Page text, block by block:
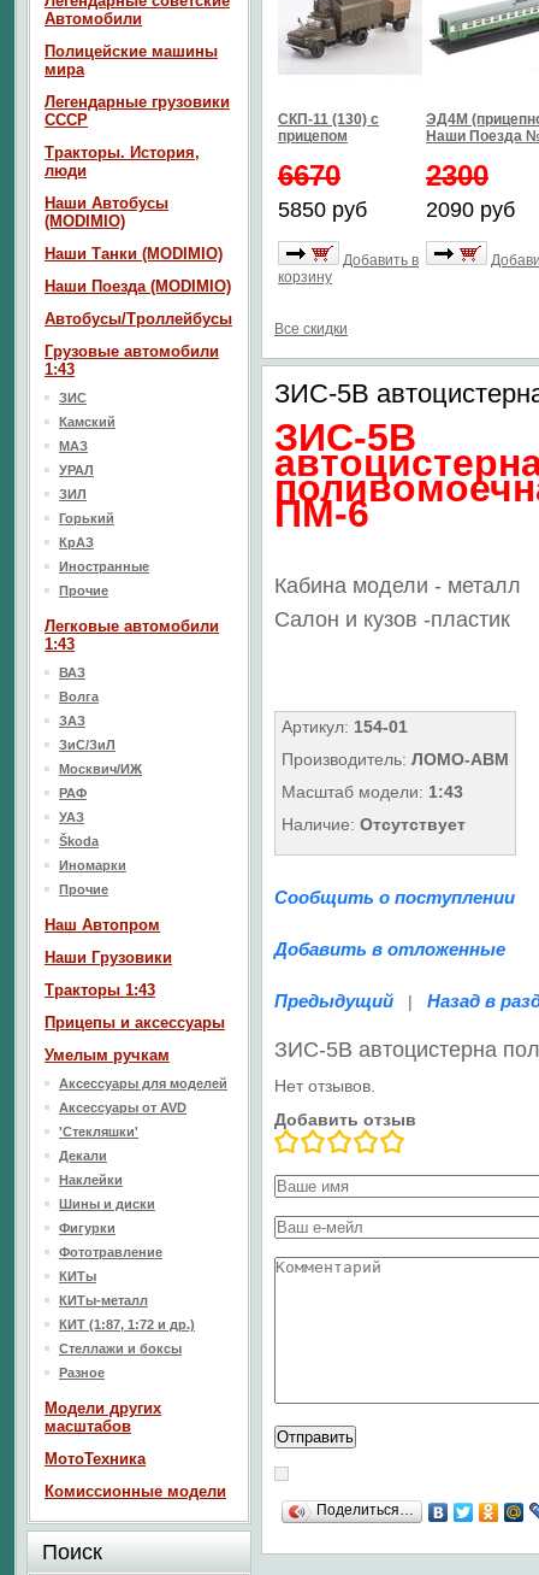
СКП-11 (130) с
прицепом
6670
5850 руб
Добавить в
корзину
ЭД4М
Наши Поезда
2300
2090 руб
Все скидки
ЗИС-5В
ЗИС-5В
ПМ-6
Кабина модели - металл
Салон и кузов -пластик
Артикул: 154-01
Производитель: ЛОМО-АВМ
Масштаб модели: 1:43
Наличие: Отсутствует
Сообщить о поступлении
Добавить в отложенные
Предыдущий | Назад в
ЗИС-5В автоцистерна
Нет отзывов.
Добавить отзыв
Поделиться…
Автомобили
Полицейские машины
мира
Легендарные грузовики
СССР
Тракторы. История,
люди
Наши Автобусы
(MODIMIO)
Наши Танки (MODIMIO)
Наши Поезда (MODIMIO)
Автобусы/Троллейбусы
Грузовые автомобили
1:43
ЗИС
Камский
МАЗ
УРАЛ
ЗИЛ
Горький
КрАЗ
Иностранные
Прочие
Легковые автомобили
1:43
ВАЗ
Волга
ЗАЗ
ЗиС/ЗиЛ
Москвич/ИЖ
РАФ
УАЗ
Škoda
Иномарки
Прочие
Наш Aвтопром
Наши Грузовики
Тракторы 1:43
Прицепы и аксессуары
Умелым ручкам
Аксессуары для моделей
Аксессуары от AVD
'Стекляшки'
Декали
Наклейки
Шины и диски
Фигурки
Фототравление
КИТы
КИТы-металл
КИТ (1:87, 1:72 и др.)
Стеллажи и боксы
Разное
Модели других
масштабов
МотоТехника
Комиссионные модели
Поиск